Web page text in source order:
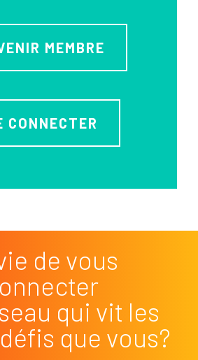
MEMBRE
CONNECTER
de vous
qui vit les
que vous?